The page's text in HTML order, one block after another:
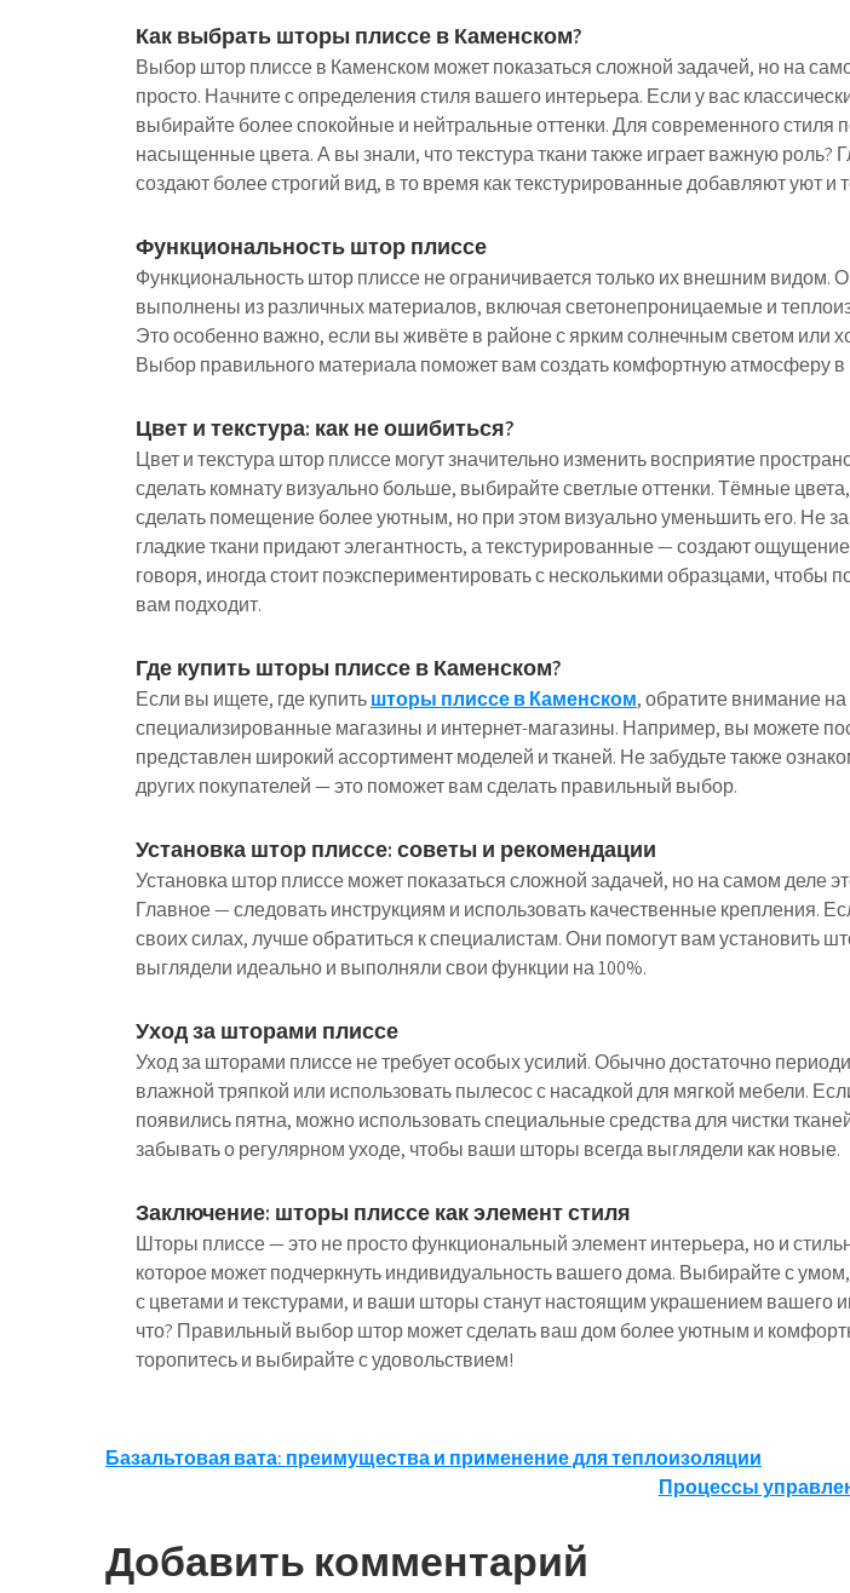
Как выбрать шторы плиссе в Каменском?
Выбор штор плиссе в Каменском может показаться сложной задачей, но на
просто. Начните с определения стиля вашего интерьера. Если у вас
выбирайте более спокойные и нейтральные оттенки. Для современного стиля
насыщенные цвета. А вы знали, что текстура ткани также играет важную роль?
создают более строгий вид, в то время как текстурированные добавляют уют и
Функциональность штор плиссе
Функциональность штор плиссе не ограничивается только их внешним видом.
выполнены из различных материалов, включая светонепроницаемые и
Это особенно важно, если вы живёте в районе с ярким солнечным светом или
Выбор правильного материала поможет вам создать комфортную атмосферу
Цвет и текстура: как не ошибиться?
Цвет и текстура штор плиссе могут значительно изменить восприятие
сделать комнату визуально больше, выбирайте светлые оттенки. Тёмные
сделать помещение более уютным, но при этом визуально уменьшить его. Не
гладкие ткани придают элегантность, а текстурированные — создают
говоря, иногда стоит поэкспериментировать с несколькими образцами, чтобы
вам подходит.
Где купить шторы плиссе в Каменском?
Если вы ищете, где купитьшторы плиссе в Каменском, обратите внимание на
специализированные магазины и интернет-магазины. Например, вы можете
представлен широкий ассортимент моделей и тканей. Не забудьте также
других покупателей — это поможет вам сделать правильный выбор.
Установка штор плиссе: советы и рекомендации
Установка штор плиссе может показаться сложной задачей, но на самом деле
Главное — следовать инструкциям и использовать качественные крепления.
своих силах, лучше обратиться к специалистам. Они помогут вам установить
выглядели идеально и выполняли свои функции на 100%.
Уход за шторами плиссе
Уход за шторами плиссе не требует особых усилий. Обычно достаточно
влажной тряпкой или использовать пылесос с насадкой для мягкой мебели.
появились пятна, можно использовать специальные средства для чистки
забывать о регулярном уходе, чтобы ваши шторы всегда выглядели как новые.
Заключение: шторы плиссе как элемент стиля
Шторы плиссе — это не просто функциональный элемент интерьера, но и
которое может подчеркнуть индивидуальность вашего дома. Выбирайте с
с цветами и текстурами, и ваши шторы станут настоящим украшением вашего
что? Правильный выбор штор может сделать ваш дом более уютным и
торопитесь и выбирайте с удовольствием!
Навигация
записям
Базальтовая вата: преимущества и применение для теплоизоляции
Процессы
Добавить комментарий